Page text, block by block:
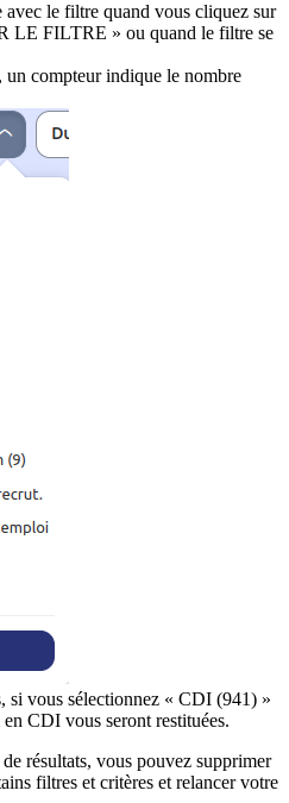
avec le filtre quand vous cliquez sur
LE FILTRE » ou quand le filtre se
un compteur indique le nombre
si vous sélectionnez « CDI (941) »
CDI vous seront restituées.
résultats, vous pouvez supprimer
filtres et critères et relancer votre